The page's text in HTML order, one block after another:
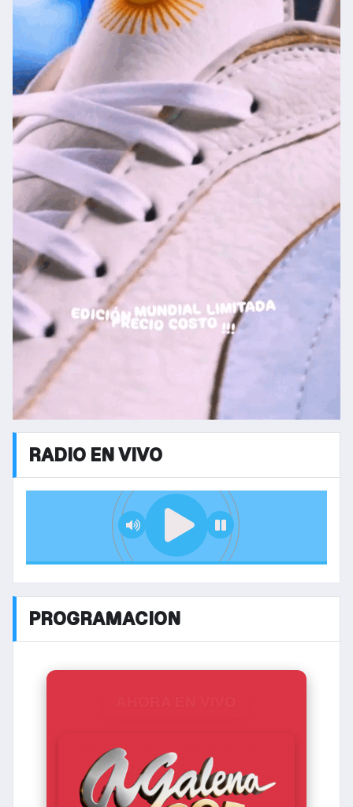
RADIO EN VIVO
PROGRAMACION